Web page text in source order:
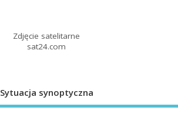
Zdjęcie satelitarne
sat24.com
Sytuacja synoptyczna